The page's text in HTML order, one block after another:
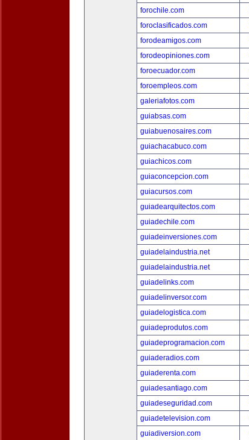
forochile.com
foroclasificados.com
forodeamigos.com
forodeopiniones.com
foroecuador.com
foroempleos.com
galeriafotos.com
guiabsas.com
guiabuenosaires.com
guiachacabuco.com
guiachicos.com
guiaconcepcion.com
guiacursos.com
guiadearquitectos.com
guiadechile.com
guiadeinversiones.com
guiadelaindustria.net
guiadelaindustria.net
guiadelinks.com
guiadelinversor.com
guiadelogistica.com
guiadeprodutos.com
guiadeprogramacion.com
guiaderadios.com
guiaderenta.com
guiadesantiago.com
guiadeseguridad.com
guiadetelevision.com
guiadiversion.com